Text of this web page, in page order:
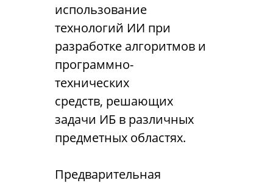
использование
технологий ИИ при
разработке алгоритмов и
программно-
технических
средств, решающих
задачи ИБ в различных
предметных областях.
Предварительная